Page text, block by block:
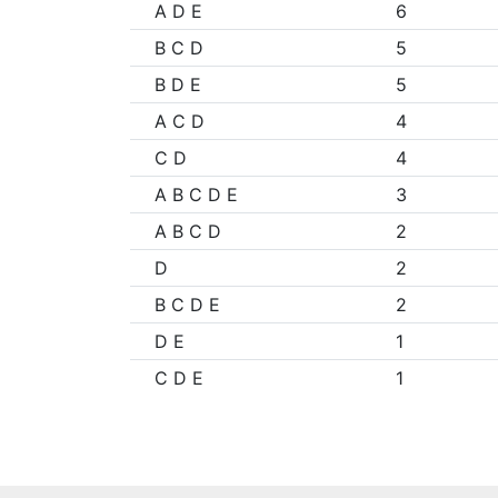
A D E
6
B C D
5
B D E
5
A C D
4
C D
4
A B C D E
3
A B C D
2
D
2
B C D E
2
D E
1
C D E
1